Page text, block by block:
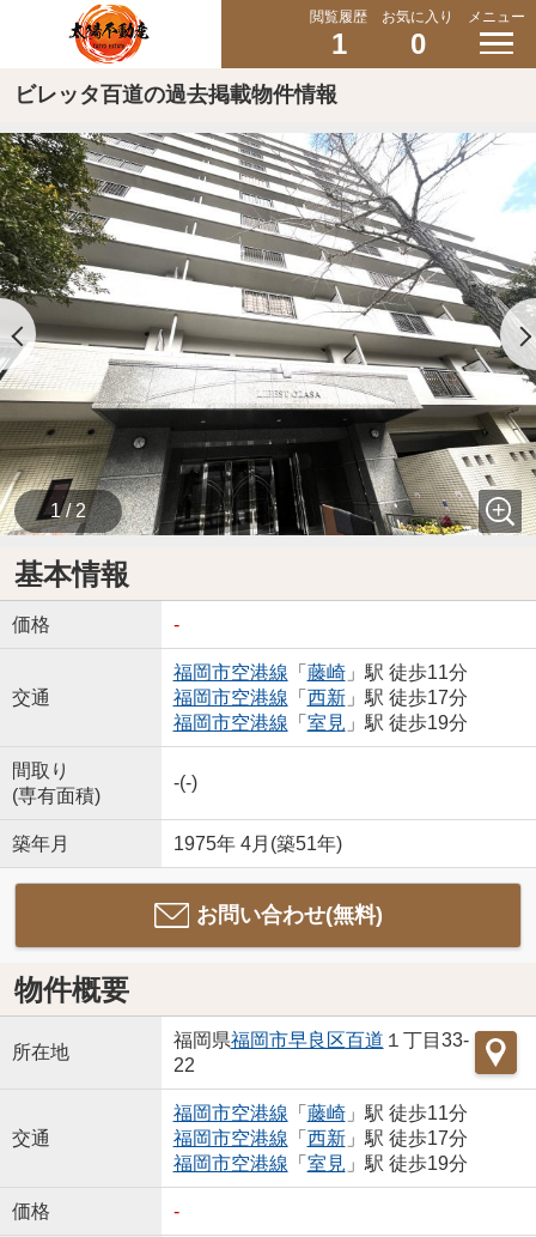
閲覧履歴
1
お気に入り
0
メニュー
ビレッタ百道の過去掲載物件情報
1 / 2
基本情報
価格 -
交通
福岡市空港線 「 藤崎」駅 徒歩11分
福岡市空港線 「 西新」駅 徒歩17分
福岡市空港線 「 室見 」駅 徒歩19分
間取り
(専有面積)
-(-)
築年月 1975年 4月(築51年)
お問い合わせ(無料)
物件概要
所在地
福岡県福岡市早良区百道 １丁目33-
22
交通
福岡市空港線 「 藤崎」駅 徒歩11分
福岡市空港線 「 西新」駅 徒歩17分
福岡市空港線 「 室見 」駅 徒歩19分
価格 -